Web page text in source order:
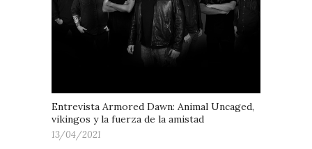
Entrevista Armored Dawn: Animal Uncaged,
vikingos y la fuerza de la amistad
13/04/2021